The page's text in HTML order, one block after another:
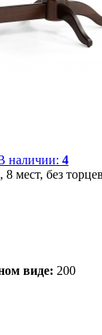
наличии: 4
виде: 200